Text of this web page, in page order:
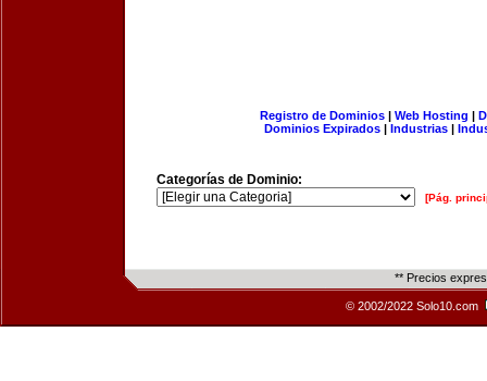
Registro de Dominios| Web Hosting |
Dominios Expirados | Industrias |
Categorías de Dominio:
[Pág.
** Precios
© 2002/2022 Solo10.com